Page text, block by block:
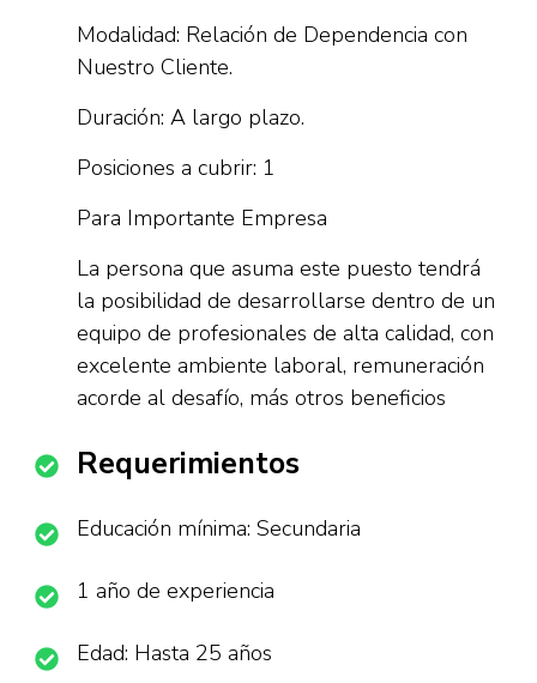
Modalidad: Relación de Dependencia con
Nuestro Cliente.
Duración: A largo plazo.
Posiciones a cubrir: 1
Para Importante Empresa
La persona que asuma este puesto tendrá
la posibilidad de desarrollarse dentro de un
equipo de profesionales de alta calidad, con
excelente ambiente laboral, remuneración
acorde al desafío, más otros beneficios
Requerimientos
Educación mínima: Secundaria
1 año de experiencia
Edad: Hasta 25 años